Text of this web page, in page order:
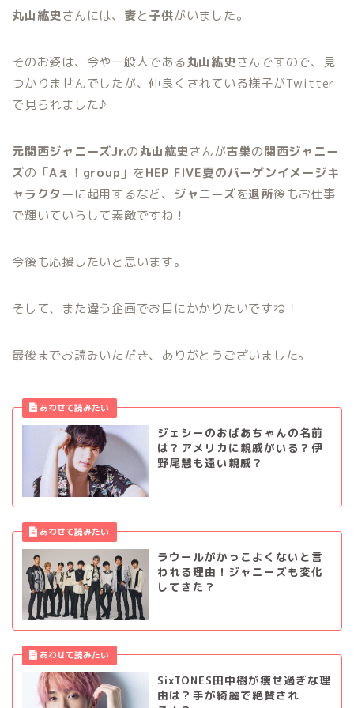
丸山紘史さんには、 妻と子供がいました。
そのお姿は、今や一般人である丸山紘史さんですので、見
つかりませんでしたが、仲良くされている様子がTwitter
で見られました♪
元関西ジャニーズJr.の丸山紘史さんが古巣の関西ジャニー
ズの「Aぇ！group 」をHEP FIVE夏のバーゲンイメージキ
ャラクターに起用するなど、 ジャニーズを退所後もお仕事
で輝いていらして素敵ですね！
今後も応援したいと思います。
そして、また違う企画でお目にかかりたいですね！
最後までお読みいただき、ありがとうございました。
ジェシーのおばあちゃんの名前
は？アメリカに親戚がいる？伊
野尾慧も遠い親戚？
ラウールがかっこよくないと言
われる理由！ジャニーズも変化
してきた？
SixTONES田中樹が痩せ過ぎな理
由は？手が綺麗で絶賛され